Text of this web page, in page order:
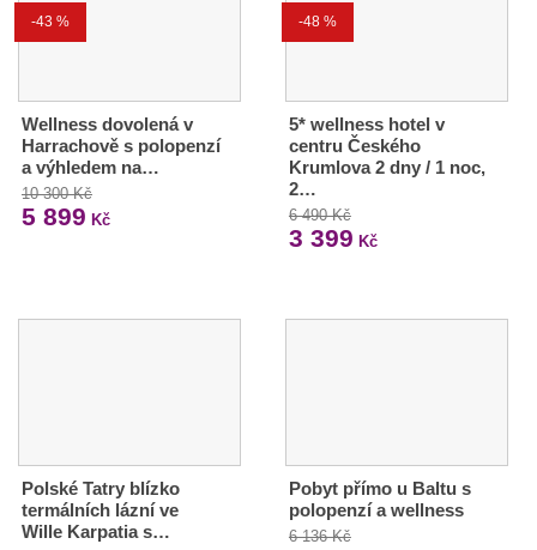
-43 %
Wellness dovolená v
Harrachově s polopenzí
a výhledem na…
10 300 Kč
5 899 Kč
-48 %
5* wellness hotel v
centru Českého
Krumlova 2 dny / 1 noc,
2…
6 490 Kč
3 399 Kč
Polské Tatry blízko
termálních lázní ve
Wille Karpatia s…
Pobyt přímo u Baltu s
polopenzí a wellness
6 136 Kč